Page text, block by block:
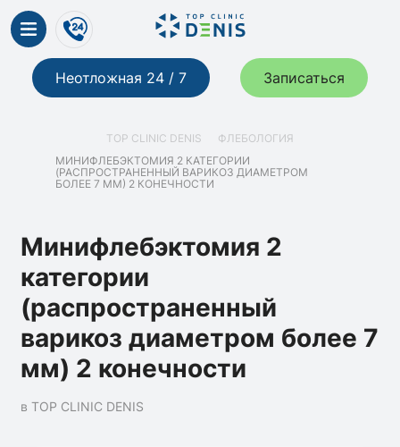
Неотложная 24 / 7 Записаться
TOP CLINIC DENIS
ФЛЕБОЛОГИЯ
МИНИФЛЕБЭКТОМИЯ 2 КАТЕГОРИИ
(РАСПРОСТРАНЕННЫЙ ВАРИКОЗ ДИАМЕТРОМ
БОЛЕЕ 7 ММ) 2 КОНЕЧНОСТИ
Минифлебэктомия 2
категории
(распространенный
варикоз диаметром более 7
мм) 2 конечности
в TOP CLINIC DENIS